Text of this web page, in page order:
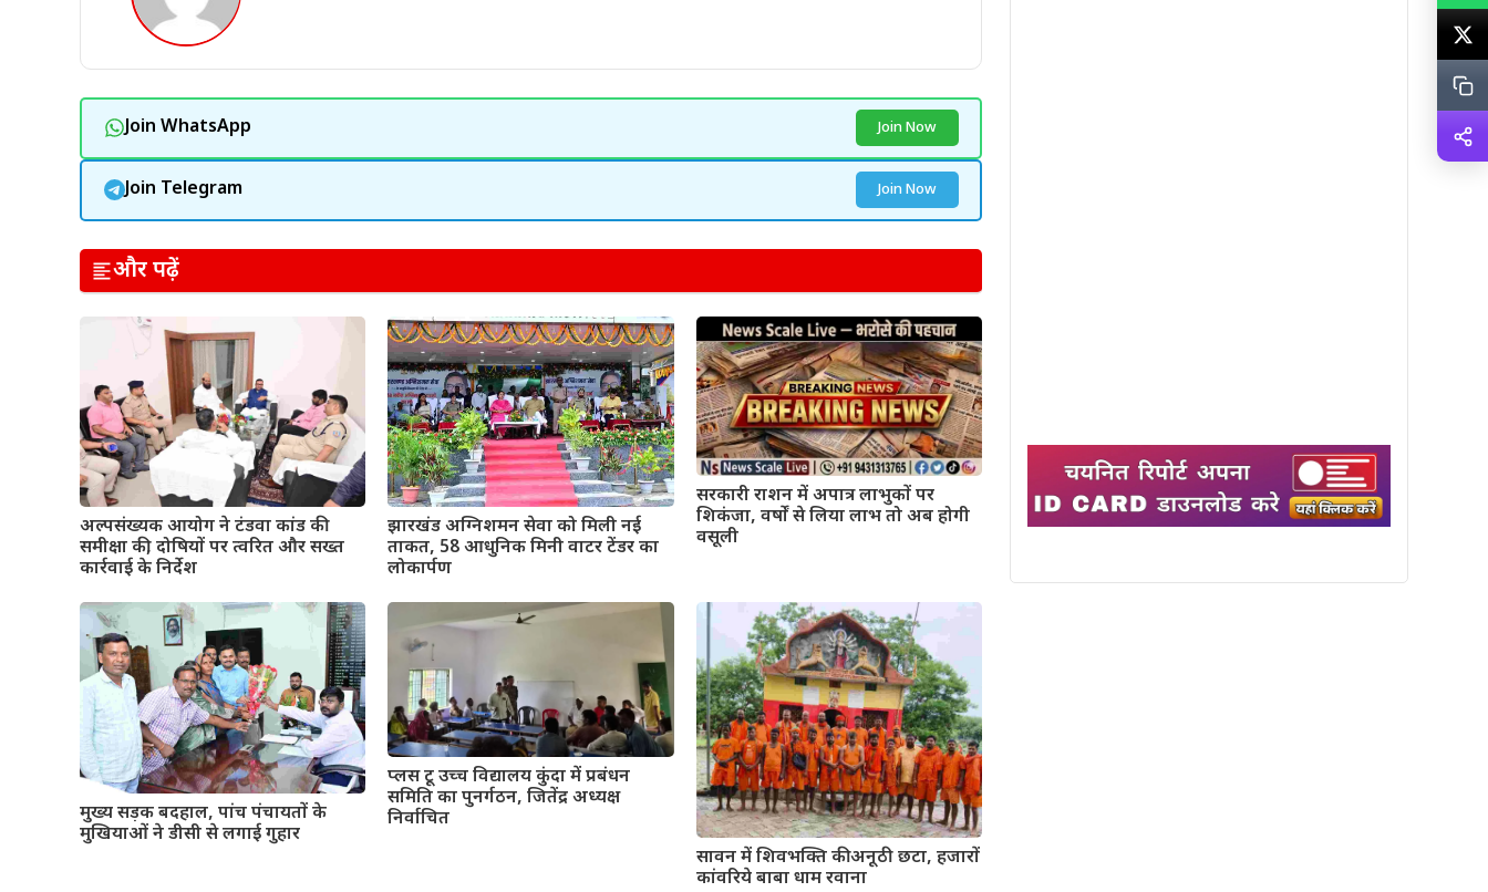
Join WhatsApp Join Now
Join Telegram Join Now
और पढ़ें
अल्पसंख्यक आयोग ने टंडवा कांड की
समीक्षा की, दोषियों पर त्वरित और सख्त
कार्रवाई के निर्देश
झारखंड अग्निशमन सेवा को मिली नई
ताकत, 58 आधुनिक मिनी वाटर टेंडर का
लोकार्पण
सरकारी राशन में अपात्र लाभुकों पर
शिकंजा, वर्षों से लिया लाभ तो अब होगी
वसूली
मुख्य सड़क बदहाल, पांच पंचायतों के
मुखियाओं ने डीसी से लगाई गुहार
प्लस टू उच्च विद्यालय कुंदा में प्रबंधन
समिति का पुनर्गठन, जितेंद्र अध्यक्ष
निर्वाचित
सावन में शिवभक्ति की अनूठी छटा, हजारों
कांवरिये बाबा धाम रवाना